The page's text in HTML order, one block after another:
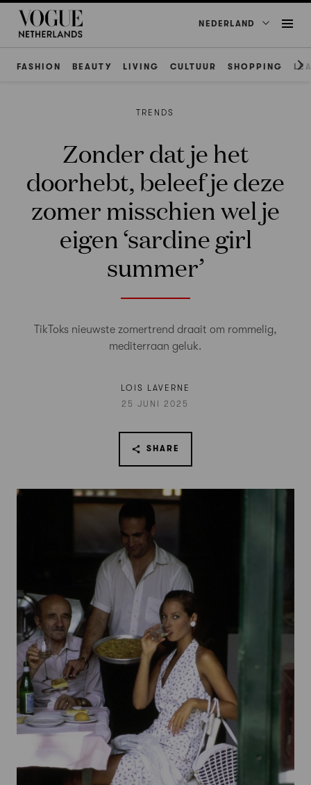
NEDERLAND
FASHION BEAUTY LIVING CULTUUR SHOPPING
TRENDS
Zonder dat je het
doorhebt, beleef je deze
zomer misschien wel je
eigen ‘sardine girl
summer’
TikToks nieuwste zomertrend draait om rommelig,
mediterraan geluk.
LOIS LAVERNE
25 JUNI 2025
SHARE